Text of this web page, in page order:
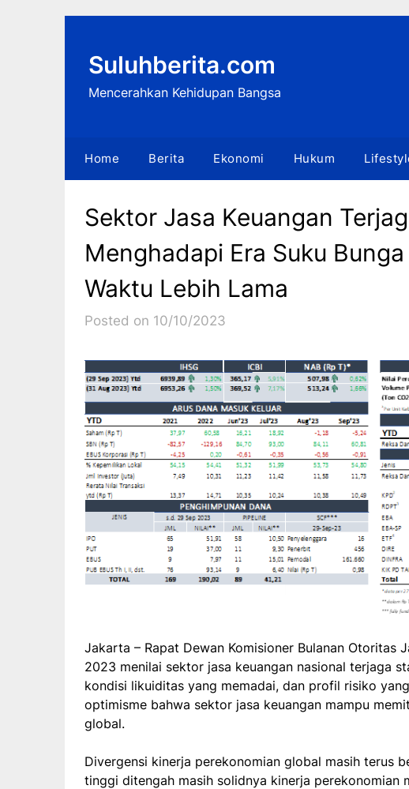
Suluhberita.com
Mencerahkan Kehidupan Bangsa
Home Berita Ekonomi Hukum
Sektor Jasa Keuangan
Menghadapi Era Suku
Waktu Lebih Lama
Posted on 10/10/2023
Jakarta – Rapat Dewan Komisioner Bulanan Otoritas
2023 menilai sektor jasa keuangan nasional terjaga
kondisi likuiditas yang memadai, dan profil risiko
optimisme bahwa sektor jasa keuangan mampu
global.
Divergensi kinerja perekonomian global masih terus
tinggi ditengah masih solidnya kinerja perekonomian